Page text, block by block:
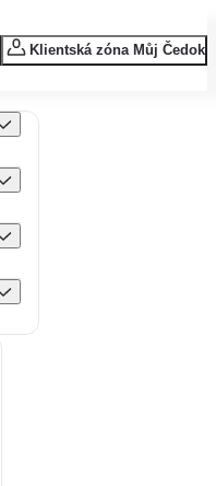
Klientská zóna Můj Čedok